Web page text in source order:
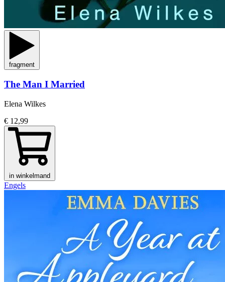
fragment
The Man I Married
Elena Wilkes
€ 12,99
in winkelmand
Engels